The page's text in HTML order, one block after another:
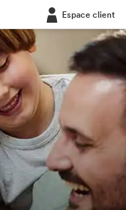
Espace client